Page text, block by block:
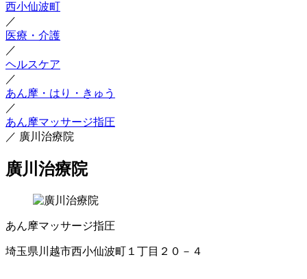
西小仙波町
／
医療・介護
／
ヘルスケア
／
あん摩・はり・きゅう
／
あん摩マッサージ指圧
／ 廣川治療院
廣川治療院
あん摩マッサージ指圧
埼玉県川越市西小仙波町１丁目２０－４